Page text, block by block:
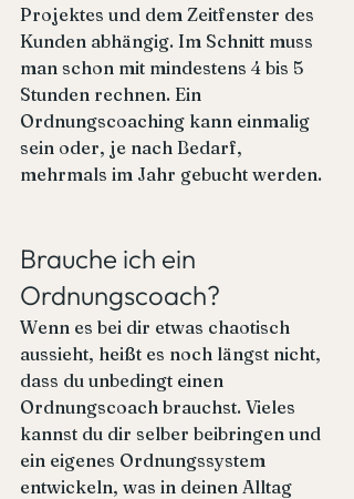
Projektes und dem Zeitfenster des
Kunden abhängig. Im Schnitt muss
man schon mit mindestens 4 bis 5
Stunden rechnen. Ein
Ordnungscoaching kann einmalig
sein oder, je nach Bedarf,
mehrmals im Jahr gebucht werden.
Brauche ich ein
Ordnungscoach?
Wenn es bei dir etwas chaotisch
aussieht, heißt es noch längst nicht,
dass du unbedingt einen
Ordnungscoach brauchst. Vieles
kannst du dir selber beibringen und
ein eigenes Ordnungssystem
entwickeln, was in deinen Alltag